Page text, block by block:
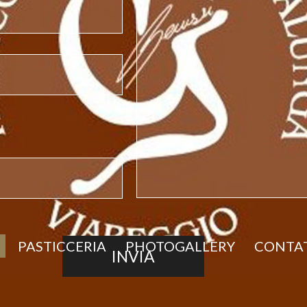
PASTICCERIA PHOTOGALLERY